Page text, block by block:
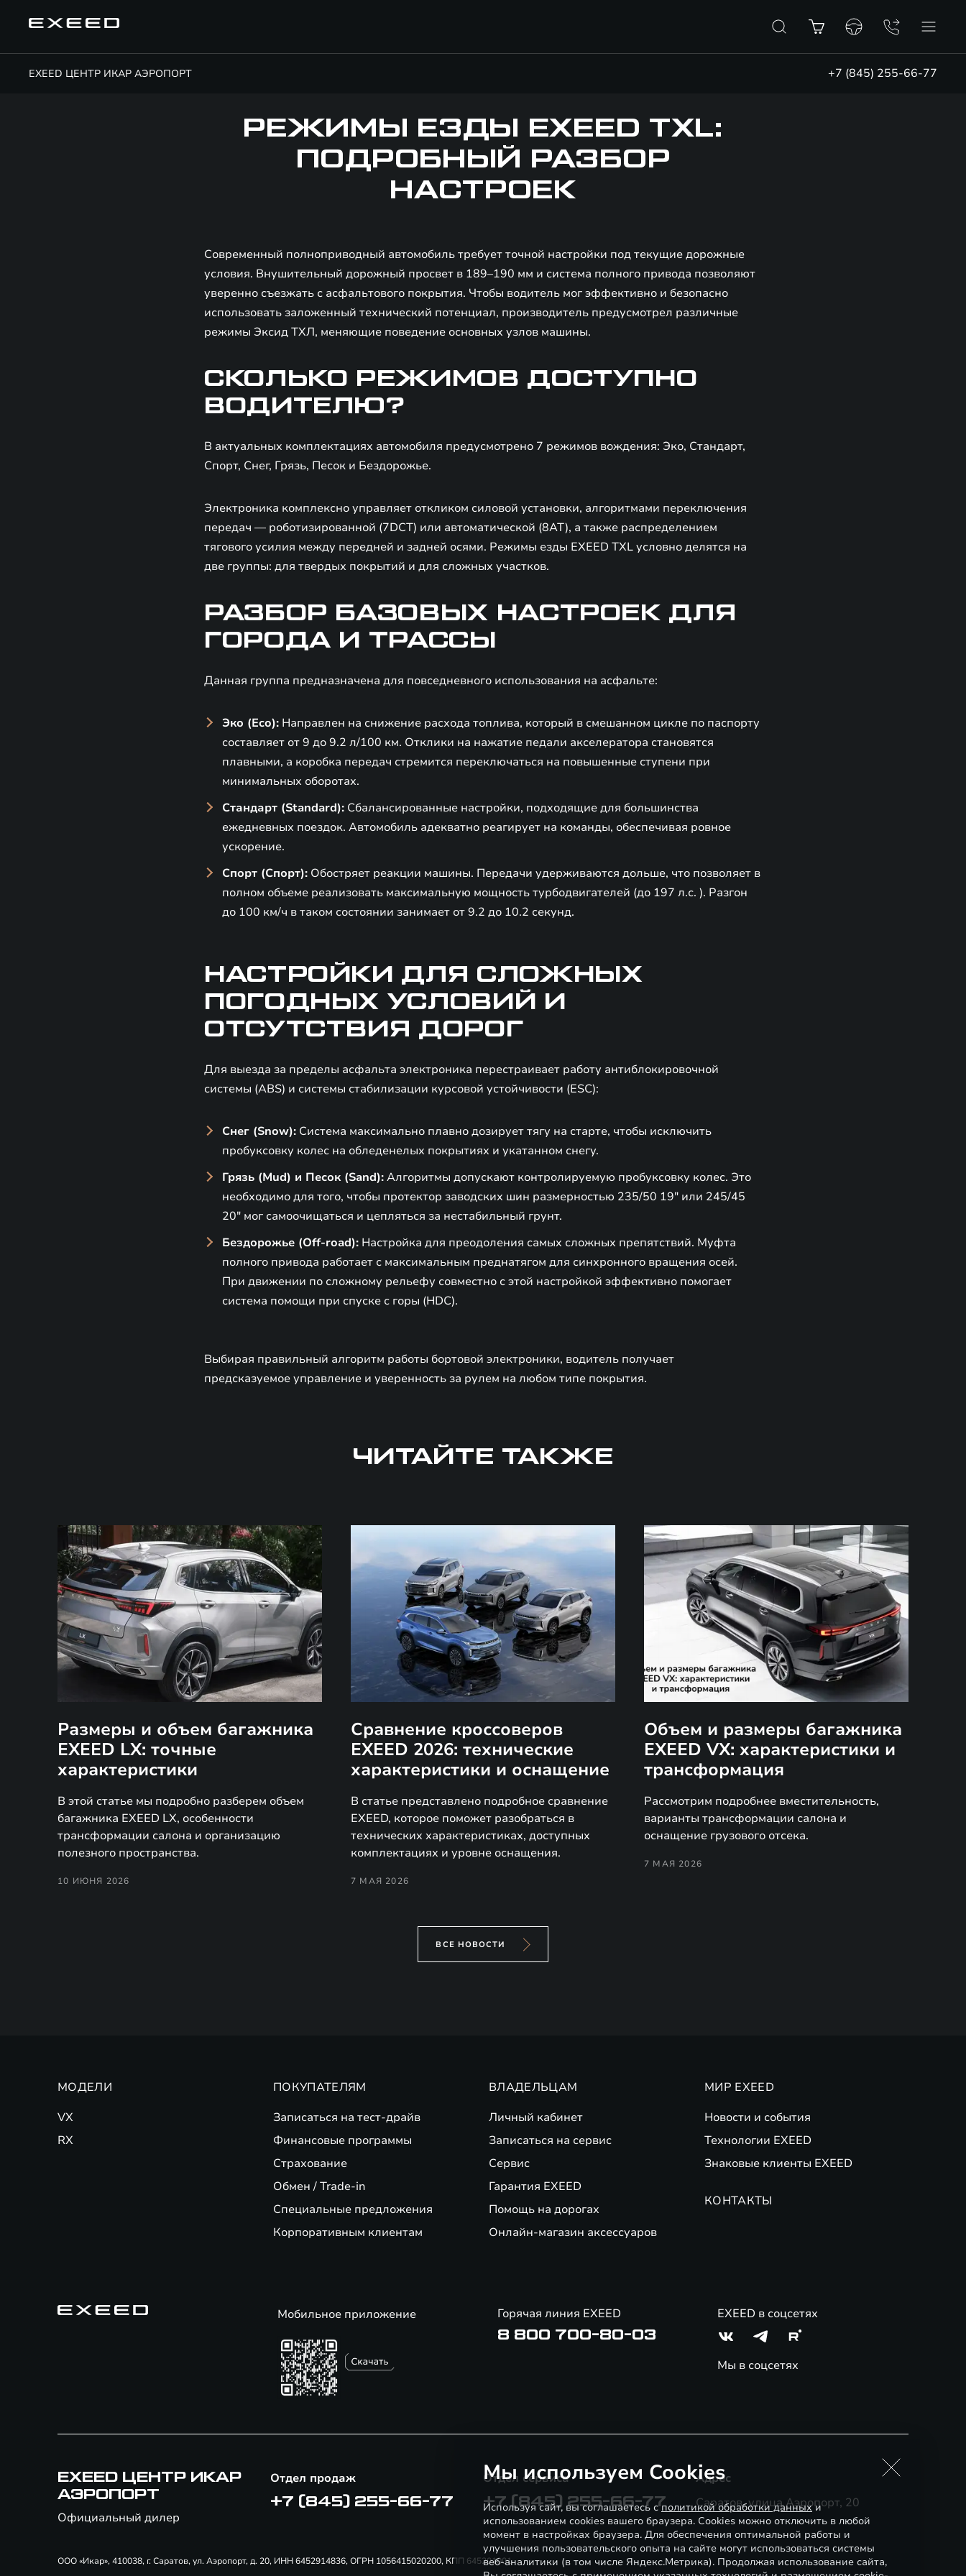
EXEED ЦЕНТР ИКАР АЭРОПОРТ +7 (845) 255-66-77
РЕЖИМЫ ЕЗДЫ EXEED TXL:
ПОДРОБНЫЙ РАЗБОР
НАСТРОЕК
Современный полноприводный автомобиль требует точной настройки под текущие дорожные
условия. Внушительный дорожный просвет в 189–190 мм и система полного привода позволяют
уверенно съезжать с асфальтового покрытия. Чтобы водитель мог эффективно и безопасно
использовать заложенный технический потенциал, производитель предусмотрел различные
режимы Эксид ТХЛ, меняющие поведение основных узлов машины.
СКОЛЬКО РЕЖИМОВ ДОСТУПНО
ВОДИТЕЛЮ?
В актуальных комплектациях автомобиля предусмотрено 7 режимов вождения: Эко, Стандарт,
Спорт, Снег, Грязь, Песок и Бездорожье.
Электроника комплексно управляет откликом силовой установки, алгоритмами переключения
передач — роботизированной (7DCT) или автоматической (8АТ), а также распределением
тягового усилия между передней и задней осями. Режимы езды EXEED TXL условно делятся на
две группы: для твердых покрытий и для сложных участков.
РАЗБОР БАЗОВЫХ НАСТРОЕК ДЛЯ
ГОРОДА И ТРАССЫ
Данная группа предназначена для повседневного использования на асфальте:
Эко (Eco): Направлен на снижение расхода топлива, который в смешанном цикле по паспорту
составляет от 9 до 9.2 л/100 км. Отклики на нажатие педали акселератора становятся
плавными, а коробка передач стремится переключаться на повышенные ступени при
минимальных оборотах.
Стандарт (Standard): Сбалансированные настройки, подходящие для большинства
ежедневных поездок. Автомобиль адекватно реагирует на команды, обеспечивая ровное
ускорение.
Спорт (Спорт): Обостряет реакции машины. Передачи удерживаются дольше, что позволяет в
полном объеме реализовать максимальную мощность турбодвигателей (до 197 л.с. ). Разгон
до 100 км/ч в таком состоянии занимает от 9.2 до 10.2 секунд.
НАСТРОЙКИ ДЛЯ СЛОЖНЫХ
ПОГОДНЫХ УСЛОВИЙ И
ОТСУТСТВИЯ ДОРОГ
Для выезда за пределы асфальта электроника перестраивает работу антиблокировочной
системы (ABS) и системы стабилизации курсовой устойчивости (ESC):
Снег (Snow): Система максимально плавно дозирует тягу на старте, чтобы исключить
пробуксовку колес на обледенелых покрытиях и укатанном снегу.
Грязь (Mud) и Песок (Sand):Алгоритмы допускают контролируемую пробуксовку колес. Это
необходимо для того, чтобы протектор заводских шин размерностью 235/50 19" или 245/45
20" мог самоочищаться и цепляться за нестабильный грунт.
Бездорожье (Off-road): Настройка для преодоления самых сложных препятствий. Муфта
полного привода работает с максимальным преднатягом для синхронного вращения осей.
При движении по сложному рельефу совместно с этой настройкой эффективно помогает
система помощи при спуске с горы (HDC).
Выбирая правильный алгоритм работы бортовой электроники, водитель получает
предсказуемое управление и уверенность за рулем на любом типе покрытия.
ЧИТАЙТЕ ТАКЖЕ
Размеры и объем багажника
EXEED LX: точные
характеристики
В этой статье мы подробно разберем объем
багажника EXEED LX, особенности
трансформации салона и организацию
полезного пространства.
10 ИЮНЯ 2026
Сравнение кроссоверов
EXEED 2026: технические
характеристики и оснащение
В статье представлено подробное сравнение
EXEED, которое поможет разобраться в
технических характеристиках, доступных
комплектациях и уровне оснащения.
7 МАЯ 2026
Объем и размеры багажника
EXEED VX: характеристики и
трансформация
Рассмотрим подробнее вместительность,
варианты трансформации салона и
оснащение грузового отсека.
7 МАЯ 2026
ВСЕ НОВОСТИ
МОДЕЛИ
VX
RX
ПОКУПАТЕЛЯМ
Записаться на тест-драйв
Финансовые программы
Страхование
Обмен / Trade-in
Специальные предложения
Корпоративным клиентам
ВЛАДЕЛЬЦАМ
Личный кабинет
Записаться на сервис
Сервис
Гарантия EXEED
Помощь на дорогах
Онлайн-магазин аксессуаров
МИР EXEED
Новости и события
Технологии EXEED
Знаковые клиенты EXEED
КОНТАКТЫ
Мобильное приложение Горячая линия EXEED
8 800 700-80-03
EXEED в соцсетях
Мы в соцсетях
EXEED ЦЕНТР ИКАР
АЭРОПОРТ
Официальный дилер
Отдел продаж
+7 (845) 255-66-77
Отдел сервиса
+7 (845) 255-66-77
Адрес
Саратов, улица Аэропорт, 20
ООО «Икар», 410038, г. Саратов, ул. Аэропорт, д. 20, ИНН 6452914836, ОГРН 1056415020200, КПП 645201001
Мы используем Cookies
Используя сайт, вы соглашаетесь сполитикой обработки данныхи
использованием cookies вашего браузера. Cookies можно отключить в любой
момент в настройках браузера. Для обеспечения оптимальной работы и
улучшения пользовательского опыта на сайте могут использоваться системы
веб-аналитики (в том числе Яндекс.Метрика). Продолжая использование сайта,